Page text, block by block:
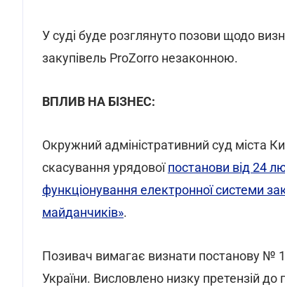
У суді буде розглянуто позови щодо
закупівель ProZorro незаконною.
ВПЛИВ НА БІЗНЕС:
Окружний адміністративний суд міста
скасування урядовоїпостанови від 24
функціонування електронної системи
майданчиків».
Позивач вимагає визнати постанову №
України. Висловлено низку претензій